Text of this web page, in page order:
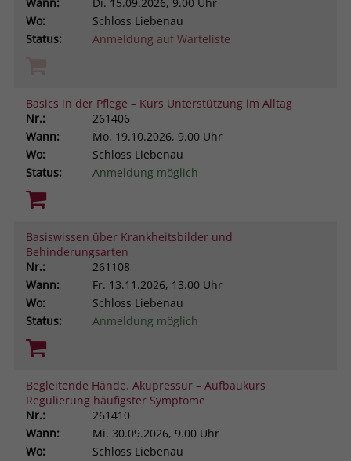
Wo:
Schloss Liebenau
Status:
Anmeldung auf Warteliste
Basics in der Pflege – Kurs Unterstützung im Alltag
Nr.:
261406
Wann:
Mo. 19.10.2026, 9.00 Uhr
Wo:
Schloss Liebenau
Status:
Anmeldung möglich
Basiswissen über Krankheitsbilder und
Behinderungsarten
Nr.:
261108
Wann:
Fr. 13.11.2026, 13.00 Uhr
Wo:
Schloss Liebenau
Status:
Anmeldung möglich
Begleitende Hände. Akupressur – Aufbaukurs
Regulierung häufigster Symptome
Nr.:
261410
Wann:
Mi. 30.09.2026, 9.00 Uhr
Wo:
Schloss Liebenau
Name PHPSESSID
Laufzeit Session
Zweck
Behält die Zustände des Benutzers bei
allen Seitenanfragen bei.
Browsers und die Einstellungen
exklusiv für diese Website zu speichern.
Dadurch wird gewährleistet, dass
werden, mit derselben
Benutzerkennung verknüpft werden.
Name _clsk
Anbieter
Laufzeit 1 Jahr
Zweck
Microsoft Clarity setzt dieses Cookie,
um die Seitenaufrufe eines Benutzers
zu speichern und in einer einzigen
Sitzungsaufzeichnung